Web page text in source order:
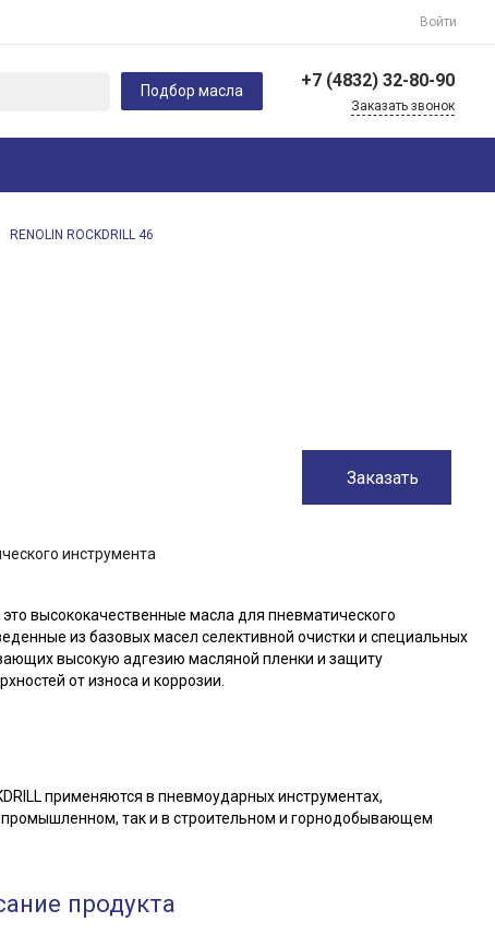
Войти
Подбор масла
+7 (4832) 32-80-90
шоссе, 4
oil32.ru
oil32.ru
Заказать звонок
RENOLIN ROCKDRILL 46
Заказать
инструмента
- это высококачественные масла для пневматического
из базовых масел селективной очистки и специальных
высокую адгезию масляной пленки и защиту
от износа и коррозии.
применяются в пневмоударных инструментах,
промышленном, так и в строительном и горнодобывающем
продукта